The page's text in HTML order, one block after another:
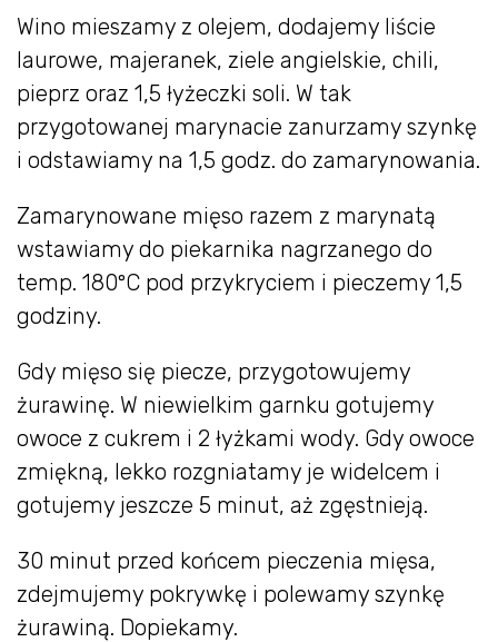
Wino mieszamy z olejem, dodajemy liście
laurowe, majeranek, ziele angielskie, chili,
pieprz oraz 1,5 łyżeczki soli. W tak
przygotowanej marynacie zanurzamy szynkę
i odstawiamy na 1,5 godz. do zamarynowania.
Zamarynowane mięso razem z marynatą
wstawiamy do piekarnika nagrzanego do
temp. 180ºC pod przykryciem i pieczemy 1,5
godziny.
Gdy mięso się piecze, przygotowujemy
żurawinę. W niewielkim garnku gotujemy
owoce z cukrem i 2 łyżkami wody. Gdy owoce
zmiękną, lekko rozgniatamy je widelcem i
gotujemy jeszcze 5 minut, aż zgęstnieją.
30 minut przed końcem pieczenia mięsa,
zdejmujemy pokrywkę i polewamy szynkę
żurawiną. Dopiekamy.